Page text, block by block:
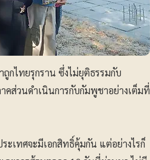
ไทยรุกราน ซึ่งไม่ยุติธรรมกับ
คส่วนดำเนินการกับกัมพูชาอย่างเต็มที่
ทศจะมีเอกสิทธิ์คุ้มกัน แต่อย่างไรก็